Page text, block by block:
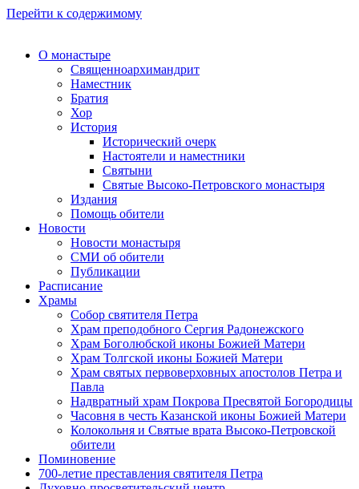
Перейти к содержимому
О монастыре
Священноархимандрит
Наместник
Братия
Хор
История
Исторический очерк
Настоятели и наместники
Святыни
Святые Высоко-Петровского монастыря
Издания
Помощь обители
Новости
Новости монастыря
СМИ об обители
Публикации
Расписание
Храмы
Собор святителя Петра
Храм преподобного Сергия Радонежского
Храм Боголюбской иконы Божией Матери
Храм Толгской иконы Божией Матери
Храм святых первоверховных апостолов Петра и
Павла
Надвратный храм Покрова Пресвятой Богородицы
Часовня в честь Казанской иконы Божией Матери
Колокольня и Святые врата Высоко-Петровской
обители
Поминовение
700-летие преставления святителя Петра